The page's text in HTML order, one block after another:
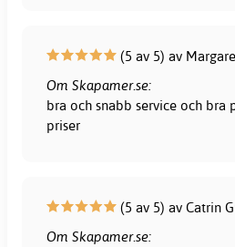
(5 av 5) av
Om Skapamer.se:
bra och snabb service och bra
priser
(5 av 5) av Catrin
Om Skapamer.se: